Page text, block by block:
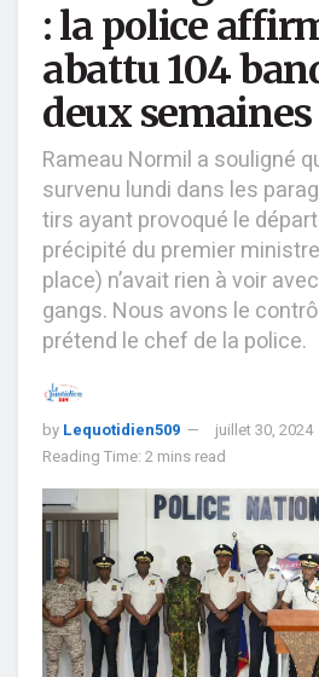
: la police
abattu 104
deux semaines
Rameau Normil a souligné
survenu lundi dans les
tirs ayant provoqué le
précipité du premier
place) n’avait rien à voir
gangs. Nous avons le
prétend le chef de la police.
by Lequotidien509
juillet 30, 2024
Reading Time: 2 mins read